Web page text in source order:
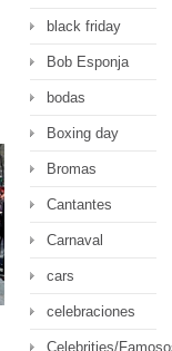
black friday
Bob Esponja
bodas
Boxing day
Bromas
Cantantes
Carnaval
cars
celebraciones
Celebrities/